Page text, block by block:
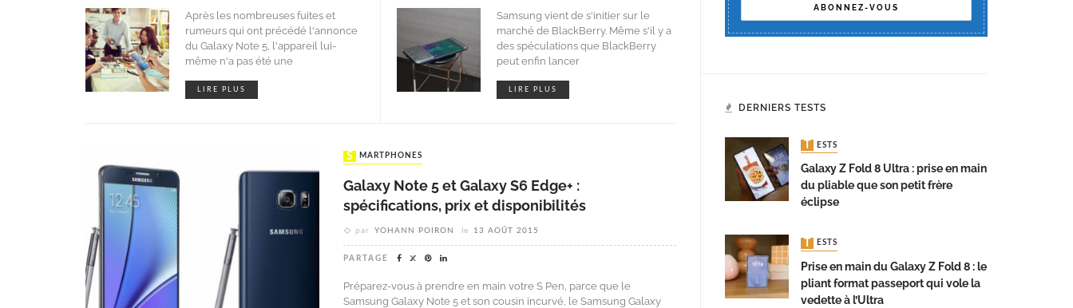
Après les nombreuses fuites et
rumeurs qui ont précédé l'annonce
du Galaxy Note 5, l'appareil lui-
même n'a pas été une
LIRE PLUS
Samsung vient de s'initier sur le
marché de BlackBerry. Même s'il y a
des spéculations que BlackBerry
peut enfin lancer
LIRE PLUS
SMARTPHONES
Galaxy Note 5 et Galaxy S6 Edge+ :
spécifications, prix et disponibilités
par YOHANN POIRON le 13 AOÛT 2015
PARTAGE
Préparez-vous à prendre en main votre S Pen, parce que le
Samsung Galaxy Note 5 et son cousin incurvé, le Samsung Galaxy
DERNIERS TESTS
TESTS
Galaxy Z Fold 8 Ultra : prise en main
du pliable que son petit frère
éclipse
TESTS
Prise en main du Galaxy Z Fold 8 : le
pliant format passeport qui vole la
vedette à l’Ultra